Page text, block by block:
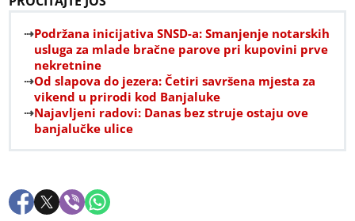
Podržana inicijativa SNSD-a: Smanjenje notarskih
usluga za mlade bračne parove pri kupovini prve
nekretnine
Od slapova do jezera: Četiri savršena mjesta za
vikend u prirodi kod Banjaluke
Najavljeni radovi: Danas bez struje ostaju ove
banjalučke ulice